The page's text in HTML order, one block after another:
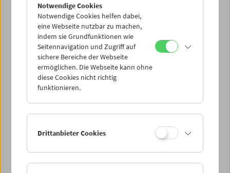
Di 30.3.
Mi 31.3.
Do 1.4.
So 4.4.
Notwendige Cookies
Notwendige Cookies helfen dabei,
eine Webseite nutzbar zu machen,
indem sie Grundfunktionen wie
Seitennavigation und Zugriff auf
sichere Bereiche der Webseite
ermöglichen. Die Webseite kann ohne
diese Cookies nicht richtig
funktionieren.
Drittanbieter Cookies